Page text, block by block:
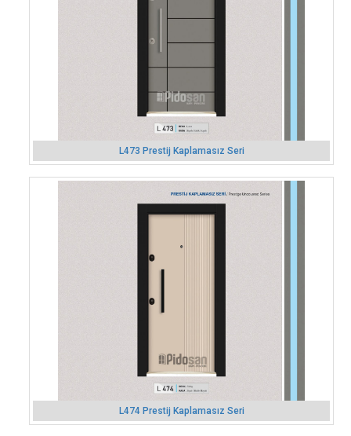
L473 Prestij Kaplamasız Seri
L474 Prestij Kaplamasız Seri